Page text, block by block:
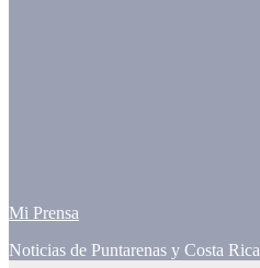
Mi Prensa
Noticias de Puntarenas y Costa Rica